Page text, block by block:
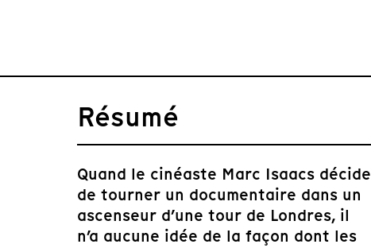
Résumé
Quand le cinéaste Marc Isaacs décide
de tourner un documentaire dans un
ascenseur d’une tour de Londres, il
n’a aucune idée de la façon dont les